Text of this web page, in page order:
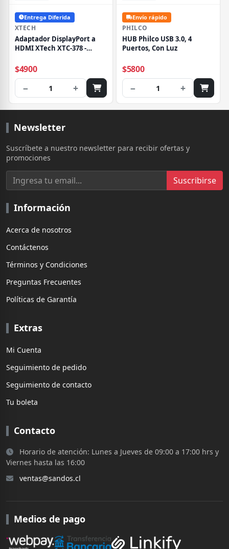
Entrega Diferida
XTECH
Adaptador DisplayPort a
HDMI XTech XTC-378 -
$4900
− 1 +
Envío rápido
PHILCO
HUB Philco USB 3.0, 4
Puertos, Con Luz
$5800
− 1 +
Newsletter
Suscríbete a nuestro newsletter para recibir ofertas y
promociones
Suscribirse
Información
Acerca de nosotros
Contáctenos
Términos y Condiciones
Preguntas Frecuentes
Políticas de Garantía
Extras
Mi Cuenta
Seguimiento de pedido
Seguimiento de contacto
Tu boleta
Contacto
Horario de atención: Lunes a Jueves de 09:00 a 17:00 hrs y
Viernes hasta las 16:00
ventas@sandos.cl
Medios de pago